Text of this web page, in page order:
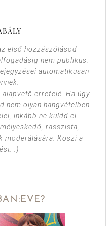
első hozzászólásod
nem publikus.
automatikusan
errefelé. Ha úgy
nem olyan hangvételben
inkább ne küldd el.
rasszista,
moderálására. Köszi a
:)